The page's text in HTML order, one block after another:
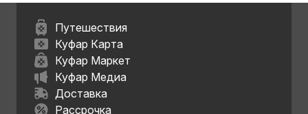
Путешествия
Куфар Карта
Куфар Маркет
Куфар Медиа
Доставка
Рассрочка